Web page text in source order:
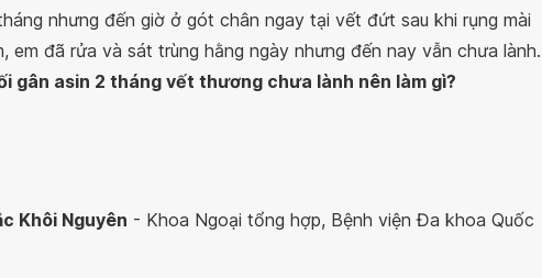
nhưng đến giờ ở gót chân ngay tại vết đứt sau khi rụng mài
em đã rửa và sát trùng hằng ngày nhưng đến nay vẫn chưa lành.
gân asin 2 tháng vết thương chưa lành nên làm gì?
Khôi Nguyên - Khoa Ngoại tổng hợp, Bệnh viện Đa khoa Quốc